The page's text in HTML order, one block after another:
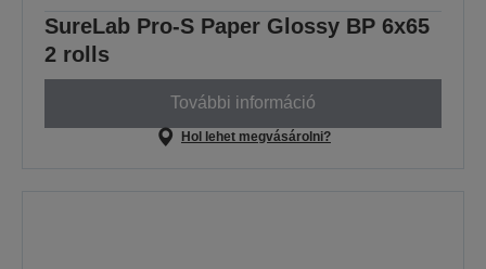
SureLab Pro-S Paper Glossy BP 6x65
2 rolls
További információ
Hol lehet megvásárolni?